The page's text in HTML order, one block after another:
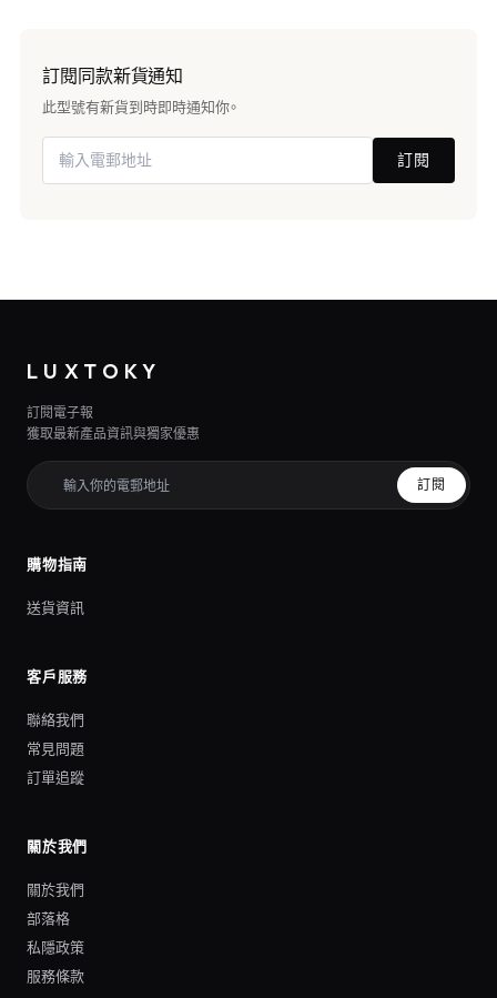
訂閱同款新貨通知
此型號有新貨到時即時通知你。
訂閱
LUXTOKY
訂閱電子報
獲取最新產品資訊與獨家優惠
訂閱
購物指南
送貨資訊
客戶服務
聯絡我們
常見問題
訂單追蹤
關於我們
關於我們
部落格
私隱政策
服務條款